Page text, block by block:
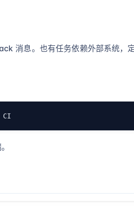
消息。也有任务依赖外部系统，